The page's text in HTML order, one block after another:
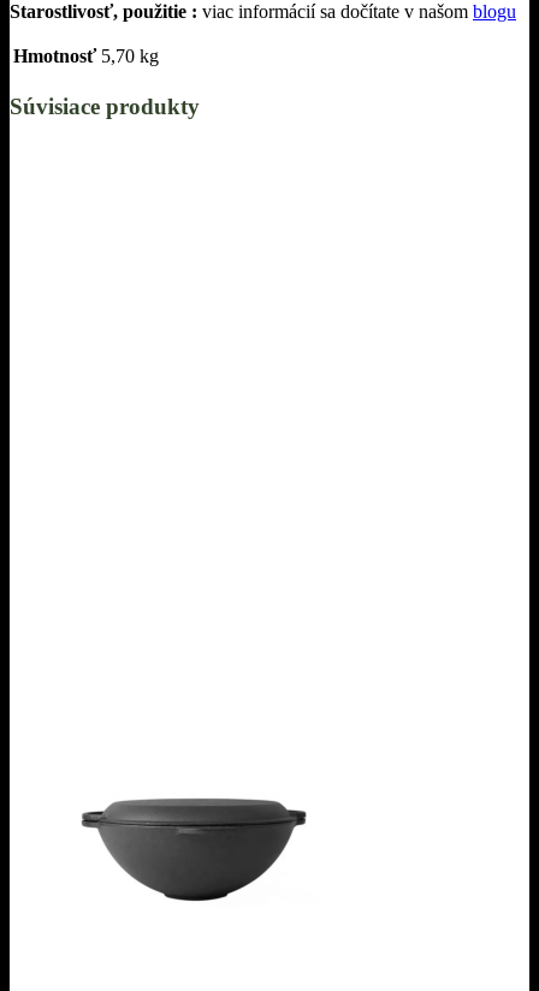
Starostlivosť, použitie : viac informácií sa dočítate v našom blogu
Hmotnosť 5,70 kg
Súvisiace produkty